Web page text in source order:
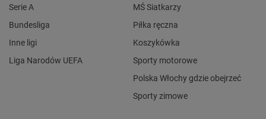
Serie A
Bundesliga
Inne ligi
Liga Narodów UEFA
MŚ Siatkarzy
Piłka ręczna
Koszykówka
Sporty motorowe
Polska Włochy gdzie obejrzeć
Sporty zimowe